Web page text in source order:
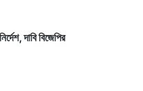
দাবি বিজেপির